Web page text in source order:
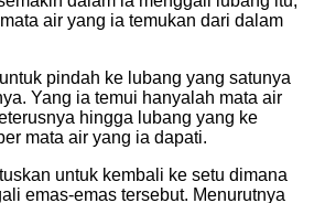
air yang ia temukan dari dalam
pindah ke lubang yang satunya
Yang ia temui hanyalah mata air
hingga lubang yang ke
mata air yang ia dapati.
untuk kembali ke setu dimana
emas-emas tersebut. Menurutnya